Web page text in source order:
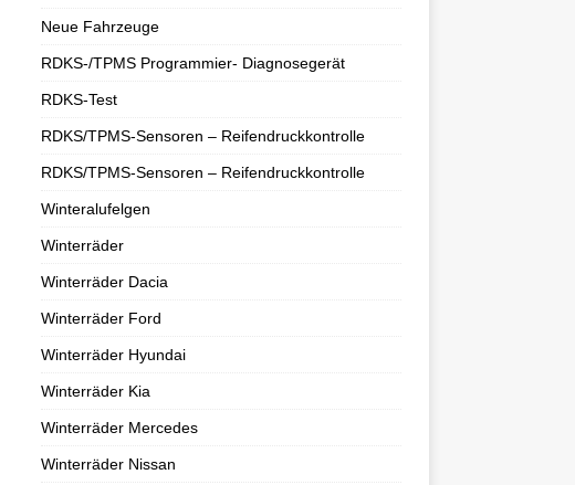
Neue Fahrzeuge
RDKS-/TPMS Programmier- Diagnosegerät
RDKS-Test
RDKS/TPMS-Sensoren – Reifendruckkontrolle
RDKS/TPMS-Sensoren – Reifendruckkontrolle
Winteralufelgen
Winterräder
Winterräder Dacia
Winterräder Ford
Winterräder Hyundai
Winterräder Kia
Winterräder Mercedes
Winterräder Nissan